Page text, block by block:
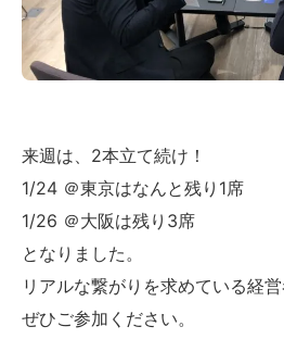
来週は、2本立て続け！
1/24 ＠東京はなんと残り1席
1/26 ＠大阪は残り3席
となりました。
リアルな繋がりを求めている経
ぜひご参加ください。